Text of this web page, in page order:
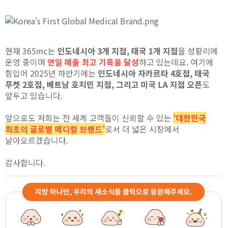
현재 365mc는 인도네시아 3개 지점, 태국 1개 지점을 성황리에
운영 중이며 연일 매출 최고 기록을 달성하고 있는데요. 여기에
힘입어 2025년 하반기에는 인도네시아 자카르타 4호점, 태국
푸켓 2호점, 베트남 호치민 지점, 그리고 미국 LA 지점 오픈도
앞두고 있습니다.
앞으로도 저희는 전 세계 고객들이 신뢰할 수 있는 ‘대한민국
최초의 글로벌 메디컬 브랜드’로서 더 넓은 시장에서
날아오르겠습니다.
감사합니다.
지방 하나만, 우리의 새소식을 클릭으로 응원해주세요.